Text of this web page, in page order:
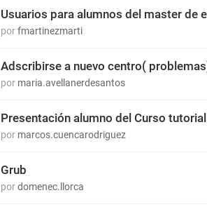
Usuarios para alumnos del master de
porfmartinezmarti
Adscribirse a nuevo centro(
por maria.avellanerdesantos
Presentación alumno del Curso
por marcos.cuencarodriguez
Grub
pordomenec.llorca